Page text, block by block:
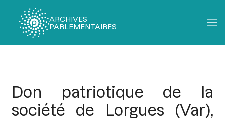
ARCHIVES
PARLEMENTAIRES
Don patriotique de la
société de Lorgues (Var),